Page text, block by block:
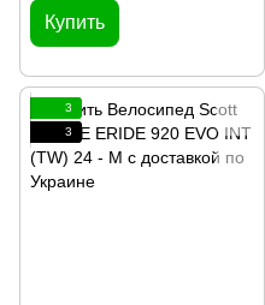
Купить
3
3